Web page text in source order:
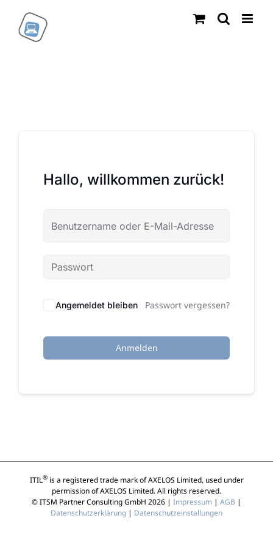
Inhalt
springen
Hallo, willkommen zurück!
Angemeldet bleiben Passwort vergessen?
Anmelden
ITIL®is a registered trade mark of AXELOS Limited, used under
permission of AXELOS Limited. All rights reserved.
© ITSM Partner Consulting GmbH 2026 | Impressum | AGB |
Datenschutzerklärung | Datenschutzeinstallungen